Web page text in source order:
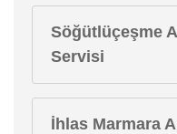
Söğütlüçeşme
Servisi
İhlas Marmara